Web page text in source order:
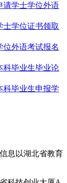
请学士学位外语
士学位证书领取
位外语考试报名
科毕业生毕业论
科毕业生申报学
息以湖北省教育